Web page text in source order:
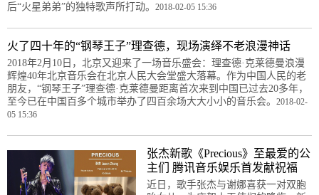
后“火星弟弟”的独特歌声所打动。 2018-02-05 15:36
火了四十年的“钢琴王子”理查德，现场演绎不老浪漫神话
2018年2月10日，北京又迎来了一场音乐盛会：理查德·克莱德曼浪漫
辉煌40年北京音乐会在北京人民大会堂盛大落幕。作为中国人民的老
朋友，“钢琴王子”理查德·克莱德曼距离首次来到中国已过去20多年，
至今已在中国百多个城市举办了四百余场大大小小的音乐会。 2018-02-
05 15:36
张杰新歌《Precious》至最爱的公
主们 腾讯音乐娱乐首发献祝福
近日，歌手张杰与谢娜喜获一对双胞